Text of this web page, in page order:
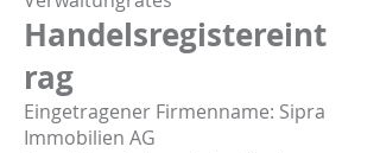
Handelsregistereint
rag
Eingetragener Firmenname: Sipra
Immobilien AG